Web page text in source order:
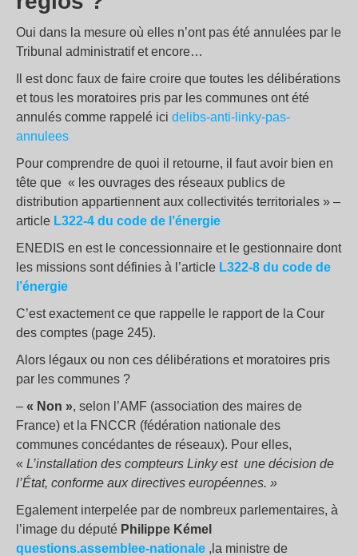
Oui dans la mesure où elles n’ont pas été annulées par le
Tribunal administratif et encore…
Il est donc faux de faire croire que toutes les délibérations
et tous les moratoires pris par les communes ont été
annulés comme rappelé ici delibs-anti-linky-pas-
annulees
Pour comprendre de quoi il retourne, il faut avoir bien en
tête que « les ouvrages des réseaux publics de
distribution appartiennent aux collectivités territoriales » –
article L322-4 du code de l’énergie
ENEDIS en est le concessionnaire et le gestionnaire dont
les missions sont définies à l’article L322-8 du code de
l’énergie
C’est exactement ce que rappelle le rapport de la Cour
des comptes (page 245).
Alors légaux ou non ces délibérations et moratoires pris
par les communes ?
– « Non », selon l’AMF (association des maires de
France) et la FNCCR (fédération nationale des
communes concédantes de réseaux). Pour elles,
« L’installation des compteurs Linky est une décision de
l’État, conforme aux directives européennes. »
Egalement interpelée par de nombreux parlementaires, à
l’image du député Philippe Kémel
questions.assemblee-nationale ,la ministre de